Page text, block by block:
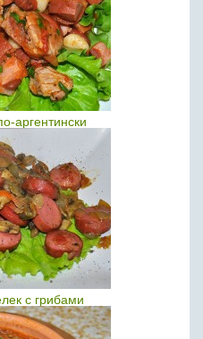
аргентински
с грибами